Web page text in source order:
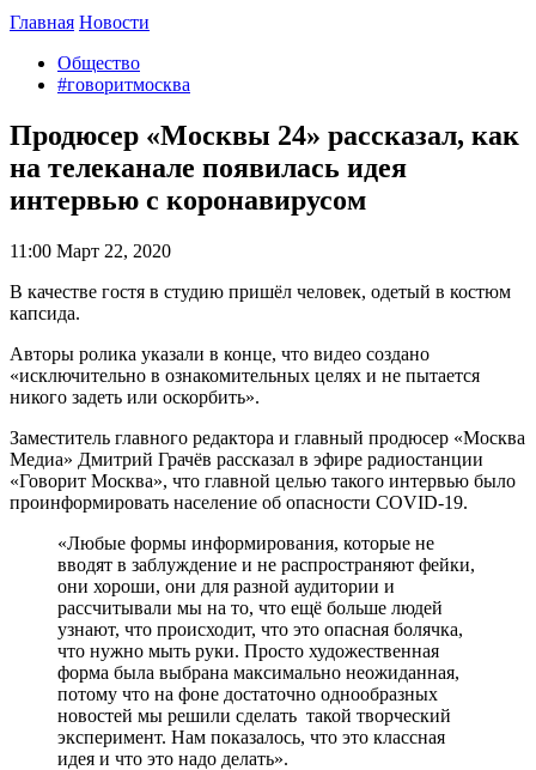
Главная Новости
Общество
#говоритмосква
Продюсер «Москвы 24» рассказал, как
на телеканале появилась идея
интервью с коронавирусом
11:00 Март 22, 2020
В качестве гостя в студию пришёл человек, одетый в костюм
капсида.
Авторы ролика указали в конце, что видео создано
«исключительно в ознакомительных целях и не пытается
никого задеть или оскорбить».
Заместитель главного редактора и главный продюсер «Москва
Медиа» Дмитрий Грачёв рассказал в эфире радиостанции
«Говорит Москва», что главной целью такого интервью было
проинформировать население об опасности COVID-19.
«Любые формы информирования, которые не
вводят в заблуждение и не распространяют фейки,
они хороши, они для разной аудитории и
рассчитывали мы на то, что ещё больше людей
узнают, что происходит, что это опасная болячка,
что нужно мыть руки. Просто художественная
форма была выбрана максимально неожиданная,
потому что на фоне достаточно однообразных
новостей мы решили сделать такой творческий
эксперимент. Нам показалось, что это классная
идея и что это надо делать».